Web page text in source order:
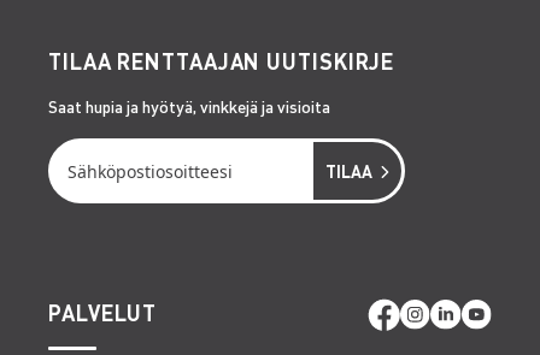
TILAA RENTTAAJAN UUTISKIRJE
Saat hupia ja hyötyä, vinkkejä ja visioita
PALVELUT